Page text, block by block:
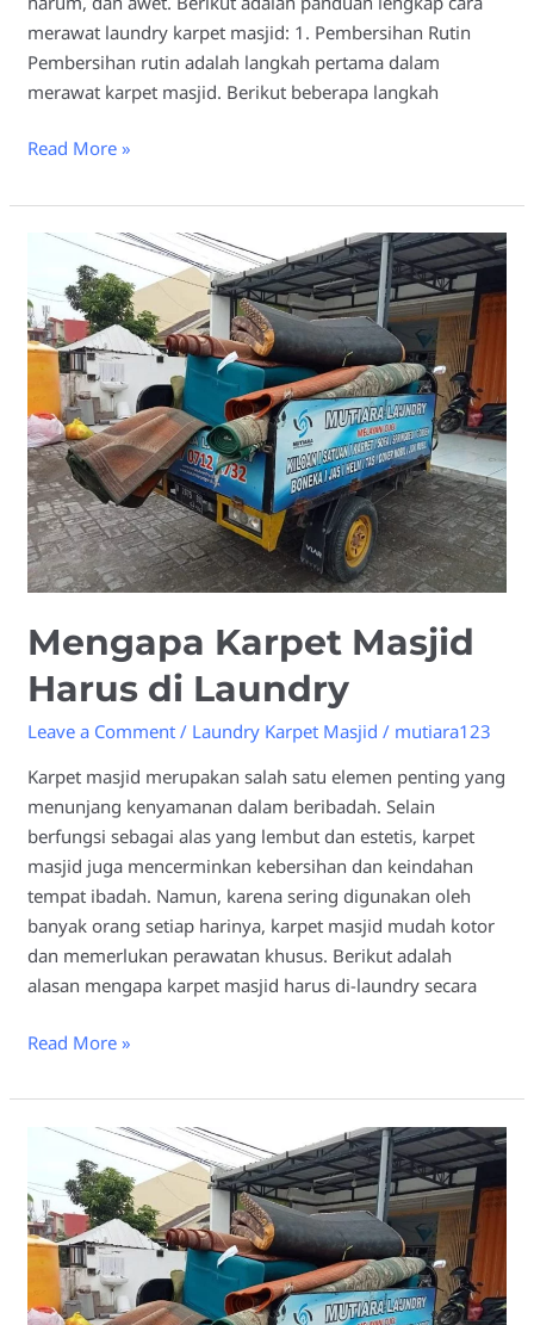
merawat laundry karpet masjid: 1. Pembersihan Rutin
Pembersihan rutin adalah langkah pertama dalam
merawat karpet masjid. Berikut beberapa langkah
Read More »
Mengapa Karpet Masjid
Harus di Laundry
Leave a Comment / Laundry Karpet Masjid / mutiara123
Karpet masjid merupakan salah satu elemen penting yang
menunjang kenyamanan dalam beribadah. Selain
berfungsi sebagai alas yang lembut dan estetis, karpet
masjid juga mencerminkan kebersihan dan keindahan
tempat ibadah. Namun, karena sering digunakan oleh
banyak orang setiap harinya, karpet masjid mudah kotor
dan memerlukan perawatan khusus. Berikut adalah
alasan mengapa karpet masjid harus di-laundry secara
Mengapa
Karpet
Masjid
Harus
di
Laundry
Read More »
Tips
Memilih
Laundry
Karpet
Masjid